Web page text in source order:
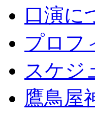
口演に
プロフ
スケジ
鷹鳥屋